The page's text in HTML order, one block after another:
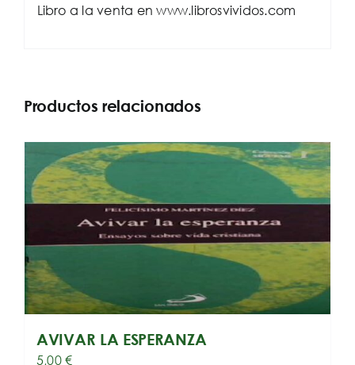
Libro a la venta en www.librosvividos.com
Productos relacionados
AVIVAR LA ESPERANZA
5,00€